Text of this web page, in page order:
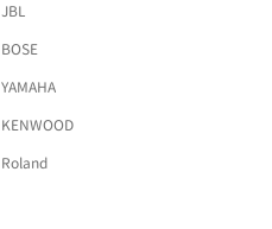
JBL
BOSE
YAMAHA
KENWOOD
Roland